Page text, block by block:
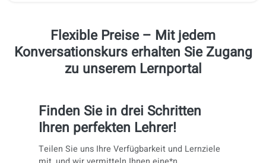
Lernen Sie mit
authentischen
Inhalten
(Nachrichten,
Training aller
Sprachfertigkeiten:
Hören, Lesen,
Schreiben, Sprechen